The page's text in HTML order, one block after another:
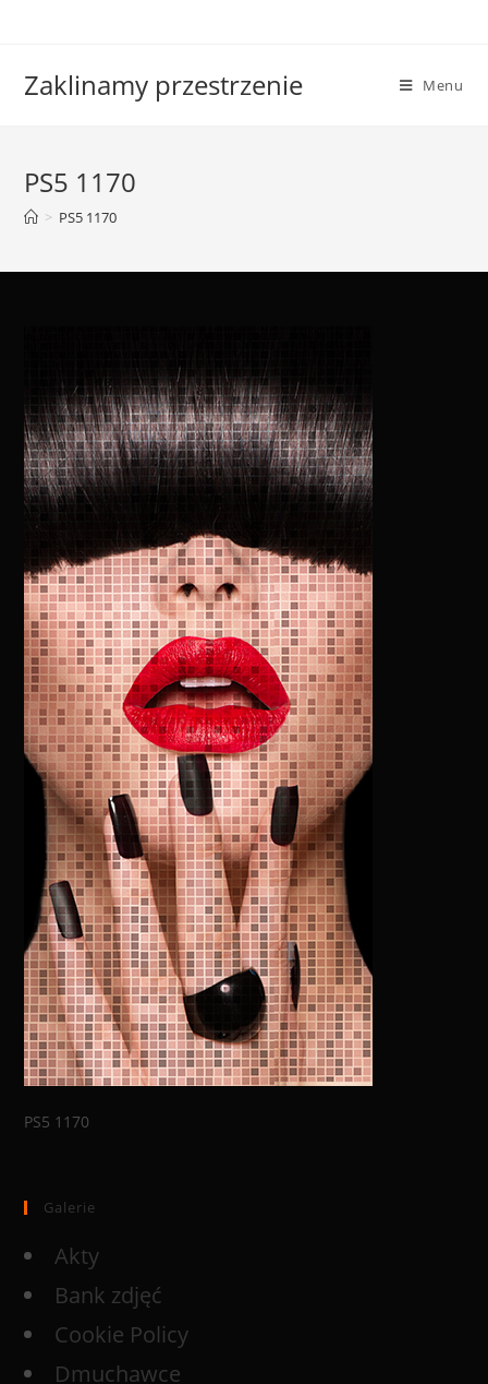
Zaklinamy przestrzenie Menu
PS5 1170
> PS5 1170
PS5 1170
Galerie
Akty
Bank zdjęć
Cookie Policy
Dmuchawce